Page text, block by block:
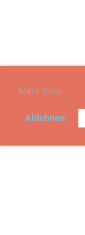
Mehr Infos
Ablehnen